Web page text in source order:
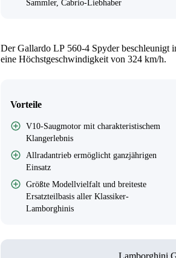
Sammler, Cabrio-Liebhaber
Der Gallardo LP 560-4 Spyder beschleunigt
eine Höchstgeschwindigkeit von 324 km/h.
Vorteile
V10-Saugmotor mit charakteristischem
Klangerlebnis
Allradantrieb ermöglicht ganzjährigen
Einsatz
Größte Modellvielfalt und breiteste
Ersatzteilbasis aller Klassiker-
Lamborghinis